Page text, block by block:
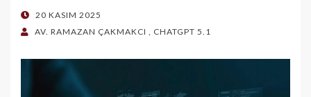
POSTED
ON
20 KASIM 2025
AV. RAMAZAN ÇAKMAKCI , CHATGPT 5.1